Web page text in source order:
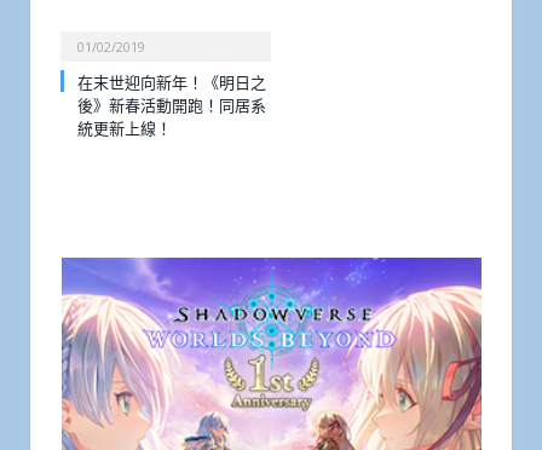
01/02/2019
在末世迎向新年！《明日之
後》新春活動開跑！同居系
統更新上線！